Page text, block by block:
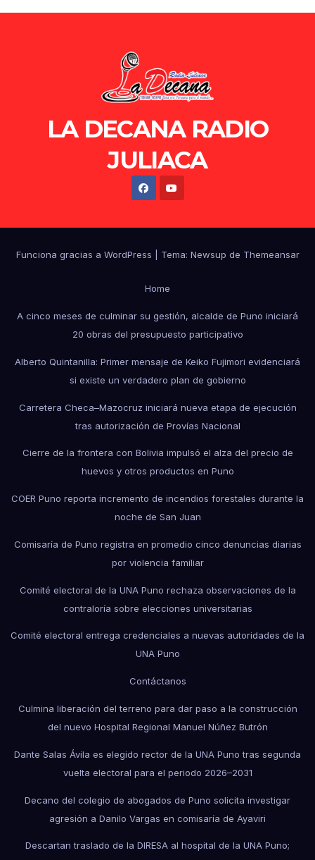
LA DECANA RADIO
JULIACA
Funciona gracias a WordPress Tema: Newsup de Themeansar
Home
A cinco meses de culminar su gestión, alcalde de Puno iniciará
20 obras del presupuesto participativo
Alberto Quintanilla: Primer mensaje de Keiko Fujimori evidenciará
si existe un verdadero plan de gobierno
Carretera Checa–Mazocruz iniciará nueva etapa de ejecución
tras autorización de Provías Nacional
Cierre de la frontera con Bolivia impulsó el alza del precio de
huevos y otros productos en Puno
COER Puno reporta incremento de incendios forestales durante la
noche de San Juan
Comisaría de Puno registra en promedio cinco denuncias diarias
por violencia familiar
Comité electoral de la UNA Puno rechaza observaciones de la
contraloría sobre elecciones universitarias
Comité electoral entrega credenciales a nuevas autoridades de la
UNA Puno
Contáctanos
Culmina liberación del terreno para dar paso a la construcción
del nuevo Hospital Regional Manuel Núñez Butrón
Dante Salas Ávila es elegido rector de la UNA Puno tras segunda
vuelta electoral para el periodo 2026–2031
Decano del colegio de abogados de Puno solicita investigar
agresión a Danilo Vargas en comisaría de Ayaviri
Descartan traslado de la DIRESA al hospital de la UNA Puno;